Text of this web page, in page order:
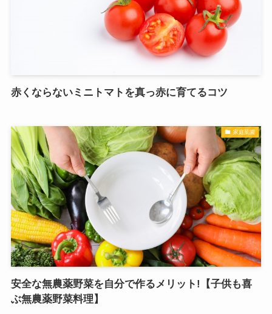
赤くならないミニトマトを真っ赤に育てるコツ
家庭菜園
安全な無農薬野菜を自分で作るメリット!【子供も喜
ぶ無農薬野菜料理】